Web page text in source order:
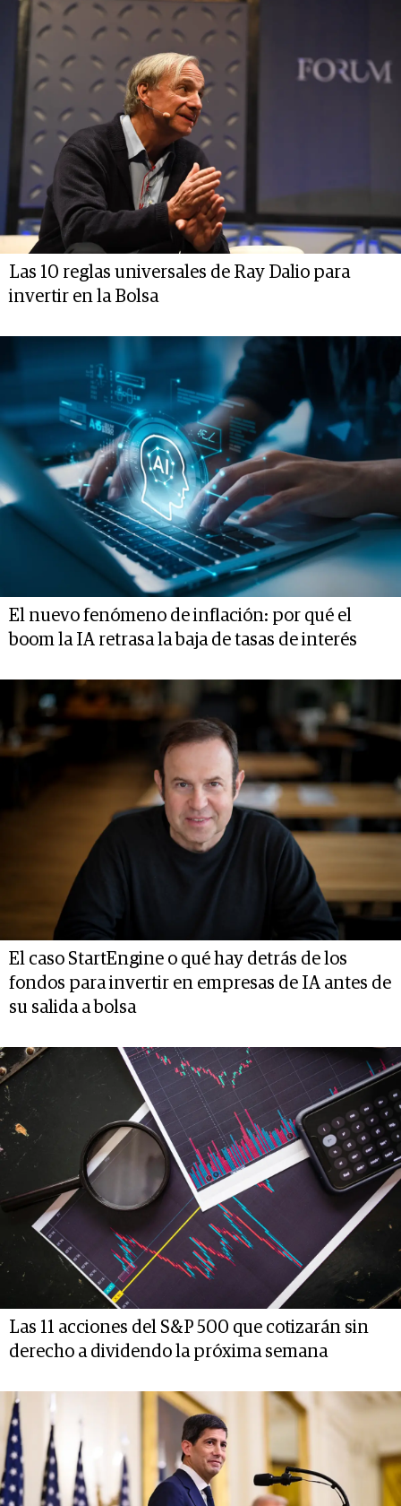
Las 10 reglas universales de Ray Dalio para
invertir en la Bolsa
El nuevo fenómeno de inflación: por qué el
boom la IA retrasa la baja de tasas de interés
El caso StartEngine o qué hay detrás de los
fondos para invertir en empresas de IA antes de
su salida a bolsa
Las 11 acciones del S&P 500 que cotizarán sin
derecho a dividendo la próxima semana